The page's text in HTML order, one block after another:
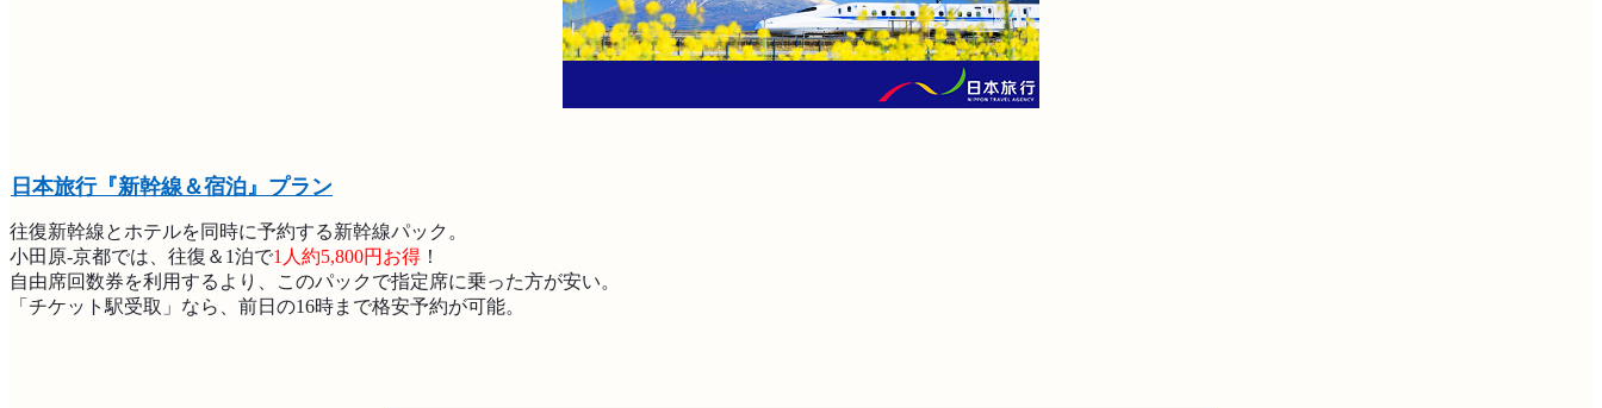
日本旅行『新幹線＆宿泊』プラン
往復新幹線とホテルを同時に予約する新幹線パック。
小田原-京都では、往復＆1泊で1人約5,800円お得 ！
自由席回数券を利用するより、このパックで指定席に乗った方が安い。
「チケット駅受取」なら、前日の16時まで格安予約が可能。